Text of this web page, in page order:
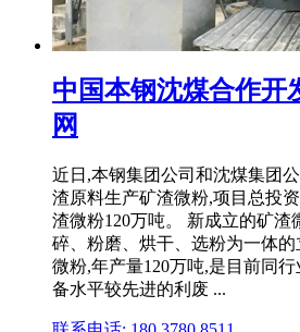
中国本钢沈煤合作开
网
近日,本钢集团公司和沈煤集团
渣原料生产矿渣微粉,项目总投
渣微粉120万吨。 新成立的矿渣
碎、粉磨、烘干、选粉为一体
微粉,年产量120万吨,是目前同
备水平较先进的利废 ...